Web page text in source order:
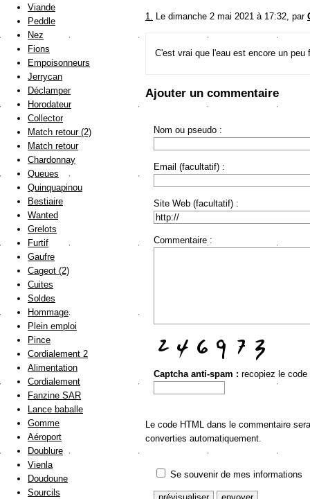
1. Le dimanche 2 mai 2021 à 17:32, par
C'est vrai que l'eau est encore un
Ajouter un commentaire
Nom ou pseudo :
Email (facultatif) :
Site Web (facultatif) :
Commentaire :
Captcha anti-spam : recopiez le code
Le code HTML dans le commentaire
converties automatiquement.
Se souvenir de mes informations
Viande
Peddle
Nez
Fions
Empoisonneurs
Jerrycan
Déclamper
Horodateur
Collector
Match retour (2)
Match retour
Chardonnay
Queues
Quinquapinou
Bestiaire
Wanted
Grelots
Furtif
Gaufre
Cageot (2)
Cuites
Soldes
Hommage
Plein emploi
Pince
Cordialement 2
Alimentation
Cordialement
Fanzine SAR
Lance baballe
Gomme
Aéroport
Doublure
Vienla
Doudoune
Sourcils